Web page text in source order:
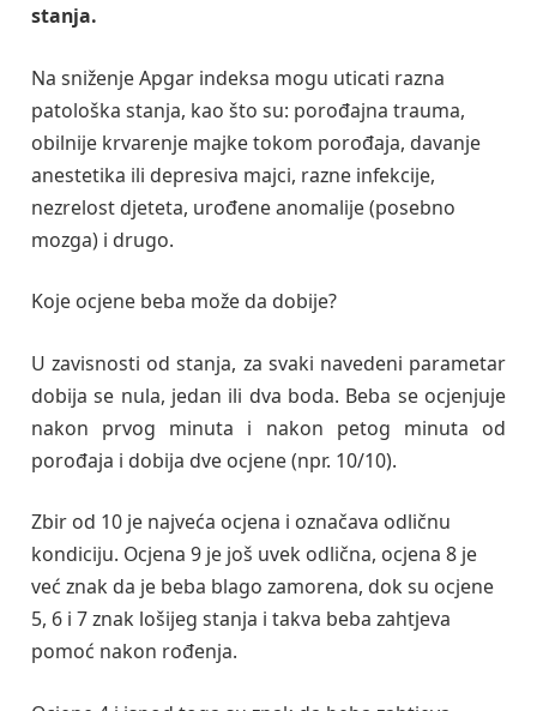
stanja.
Na sniženje Apgar indeksa mogu uticati razna
patološka stanja, kao što su: porođajna trauma,
obilnije krvarenje majke tokom porođaja, davanje
anestetika ili depresiva majci, razne infekcije,
nezrelost djeteta, urođene anomalije (posebno
mozga) i drugo.
Koje ocjene beba može da dobije?
U zavisnosti od stanja, za svaki navedeni parametar
dobija se nula, jedan ili dva boda. Beba se ocjenjuje
nakon prvog minuta i nakon petog minuta od
porođaja i dobija dve ocjene (npr. 10/10).
Zbir od 10 je najveća ocjena i označava odličnu
kondiciju. Ocjena 9 je još uvek odlična, ocjena 8 je
već znak da je beba blago zamorena, dok su ocjene
5, 6 i 7 znak lošijeg stanja i takva beba zahtjeva
pomoć nakon rođenja.